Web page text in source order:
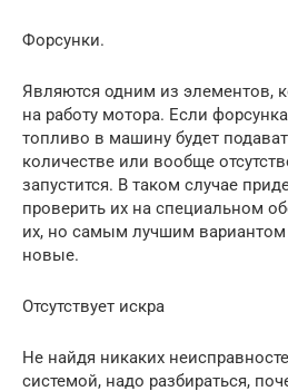
Форсунки.
Являются одним из элементов,
на работу мотора. Если
топливо в машину будет
количестве или вообще
запустится. В таком случае
проверить их на специальном
их, но самым лучшим вариантом
новые.
Отсутствует искра
Не найдя никаких
системой, надо разбираться,